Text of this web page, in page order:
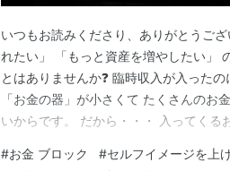
いつもお読みくださり、ありがとうご
れたい」 「もっと資産を増やしたい」
とはありませんか❓ 臨時収入が入った
「お金の器」が小さくて たくさんのお
いからです。 だから・・・ 入ってくる
❓ というと・・・ それは、 あなたの
#お金 ブロック #セルフイメージを上